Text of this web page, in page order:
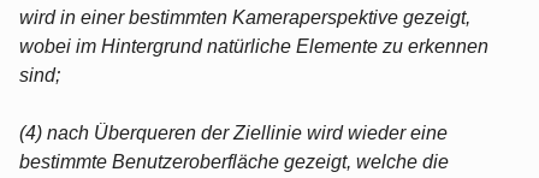
wird in einer bestimmten Kameraperspektive gezeigt,
wobei im Hintergrund natürliche Elemente zu erkennen
sind;
(4) nach Überqueren der Ziellinie wird wieder eine
bestimmte Benutzeroberfläche gezeigt, welche die